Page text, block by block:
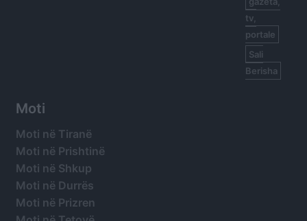
tv,
portale
Sali
Berisha
Moti
Moti në Tiranë
Moti në Prishtinë
Moti në Shkup
Moti në Durrës
Moti në Prizren